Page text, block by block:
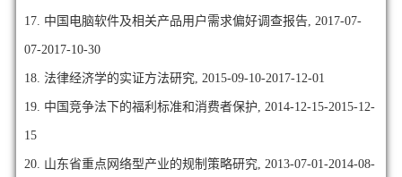
17. 中国电脑软件及相关产品用户需求偏好调查报告, 2017-07-
07-2017-10-30
18. 法律经济学的实证方法研究, 2015-09-10-2017-12-01
19. 中国竞争法下的福利标准和消费者保护, 2014-12-15-2015-12-
15
20. 山东省重点网络型产业的规制策略研究, 2013-07-01-2014-08-